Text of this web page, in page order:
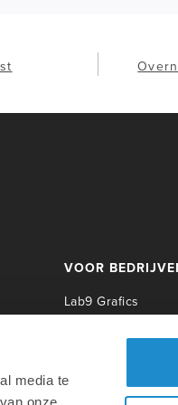
media te
VOOR
Lab9 Grafics
Lab9 Academy